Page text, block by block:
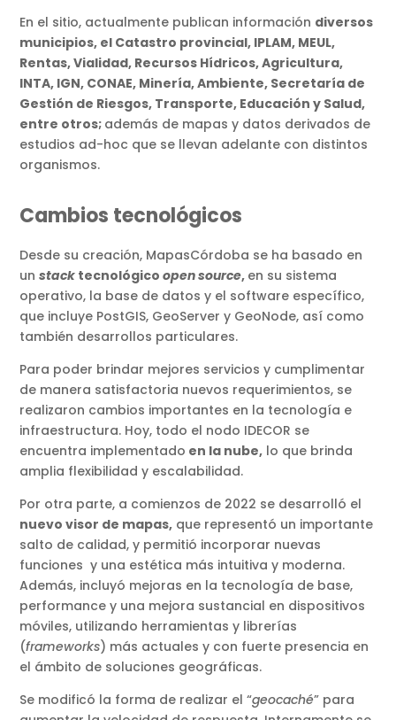
En el sitio, actualmente publican información diversos
municipios, el Catastro provincial, IPLAM, MEUL,
Rentas, Vialidad, Recursos Hídricos, Agricultura,
INTA, IGN, CONAE, Minería, Ambiente, Secretaría de
Gestión de Riesgos, Transporte, Educación y Salud,
entre otros; además de mapas y datos derivados de
estudios ad-hoc que se llevan adelante con distintos
organismos.
Cambios tecnológicos
Desde su creación, MapasCórdoba se ha basado en
unstack tecnológicoopen source, en su sistema
operativo, la base de datos y el software específico,
que incluye PostGIS, GeoServer y GeoNode, así como
también desarrollos particulares.
Para poder brindar mejores servicios y cumplimentar
de manera satisfactoria nuevos requerimientos, se
realizaron cambios importantes en la tecnología e
infraestructura. Hoy, todo el nodo IDECOR se
encuentra implementado en la nube, lo que brinda
amplia flexibilidad y escalabilidad.
Por otra parte, a comienzos de 2022 se desarrolló el
nuevo visor de mapas, que representó un importante
salto de calidad, y permitió incorporar nuevas
funciones y una estética más intuitiva y moderna.
Además, incluyó mejoras en la tecnología de base,
performance y una mejora sustancial en dispositivos
móviles, utilizando herramientas y librerías
(frameworks) más actuales y con fuerte presencia en
el ámbito de soluciones geográficas.
Se modificó la forma de realizar el “geocaché” para